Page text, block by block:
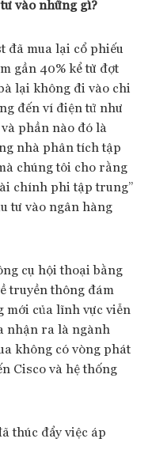
vào những gì?
đã mua lại cổ phiếu
gần 40% kể từ đợt
lại không đi vào chi
đến ví điện tử như
phần nào đó là
nhà phân tích tập
chúng tôi cho rằng
chính phi tập trung”
tư vào ngân hàng
cụ hội thoại bằng
truyền thông đám
mới của lĩnh vực viễn
nhận ra là ngành
không có vòng phát
Cisco và hệ thống
thúc đẩy việc áp